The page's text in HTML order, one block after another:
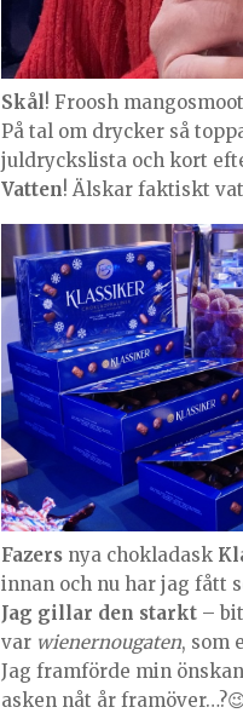
Skål ! Froosh
På tal om drycker så
juldryckslista och kort
Vatten! Älskar faktiskt
Fazers nya chokladask
innan och nu har jag fått
Jag gillar den starkt –
var wienernougaten, som
Jag framförde min
asken nåt år